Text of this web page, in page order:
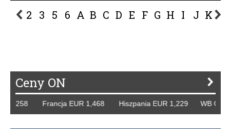
2 3 5 6 A B C D E F G H I J K L
Ceny ON
Francja EUR 1,468 Hiszpania EUR 1,229 WB GBP